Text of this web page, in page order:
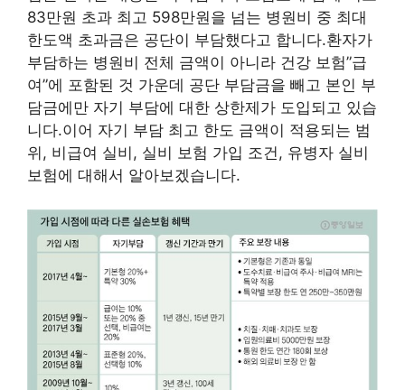
83만원 초과 최고 598만원을 넘는 병원비 중 최대
한도액 초과금은 공단이 부담했다고 합니다.환자가
부담하는 병원비 전체 금액이 아니라 건강 보험”급
여”에 포함된 것 가운데 공단 부담금을 빼고 본인 부
담금에만 자기 부담에 대한 상한제가 도입되고 있습
니다.이어 자기 부담 최고 한도 금액이 적용되는 범
위, 비급여 실비, 실비 보험 가입 조건, 유병자 실비
보험에 대해서 알아보겠습니다.